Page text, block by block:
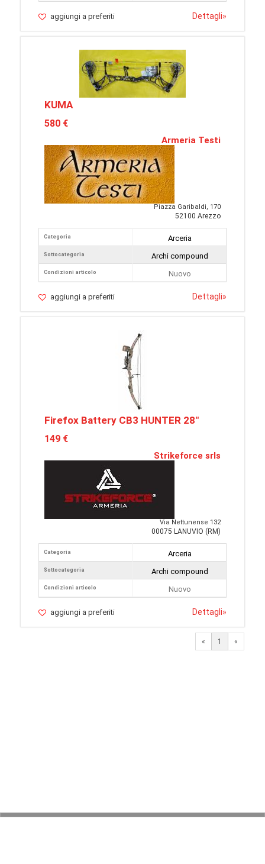
aggiungi a preferiti Dettagli»
KUMA
580 €
Armeria Testi
Piazza Garibaldi, 170
52100 Arezzo
Categoria
Sottocategoria
Condizioni articolo
Arceria
Archi compound
Nuovo
aggiungi a preferiti Dettagli»
Firefox Battery CB3 HUNTER 28"
149 €
Strikeforce srls
Via Nettunense 132
00075 LANUVIO (RM)
Categoria
Sottocategoria
Condizioni articolo
Arceria
Archi compound
Nuovo
aggiungi a preferiti Dettagli»
« 1 «